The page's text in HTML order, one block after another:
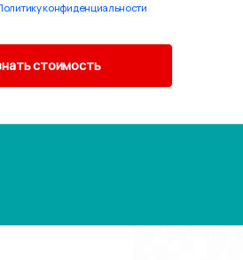
конфиденциальности